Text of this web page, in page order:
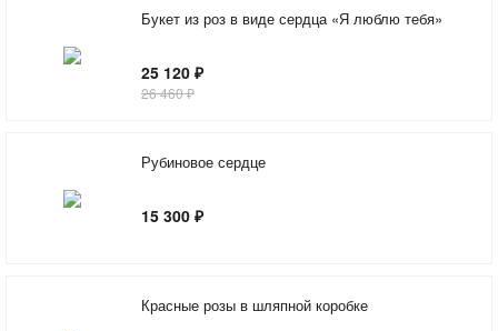
Букет из роз в виде сердца «Я люблю тебя»
25 120 ₽
26 460 ₽
Рубиновое сердце
15 300 ₽
Красные розы в шляпной коробке